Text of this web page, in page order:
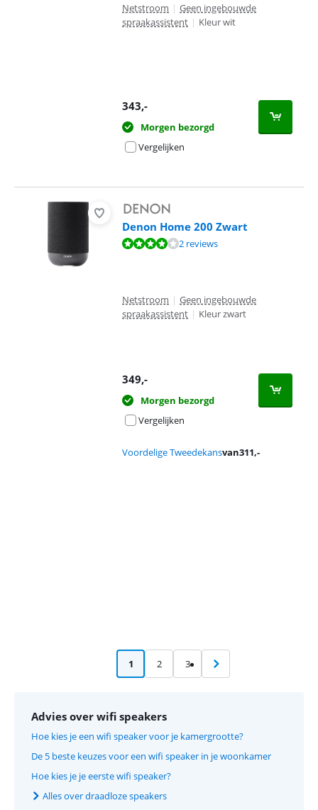
Netstroom | Geen ingebouwde
spraakassistent | Kleur wit
343,-
Morgen bezorgd
Vergelijken
Denon Home 200 Zwart
Beoordeling is 7,8 van de 10, gebaseerd op 2 reviews.
2 reviews
Netstroom | Geen ingebouwde
spraakassistent | Kleur zwart
349,-
Morgen bezorgd
Vergelijken
Voordelige Tweedekansvan311,-
1 2 3
Advies over wifi speakers
Hoe kies je een wifi speaker voor je kamergrootte?
De 5 beste keuzes voor een wifi speaker in je woonkamer
Hoe kies je je eerste wifi speaker?
Alles over draadloze speakers